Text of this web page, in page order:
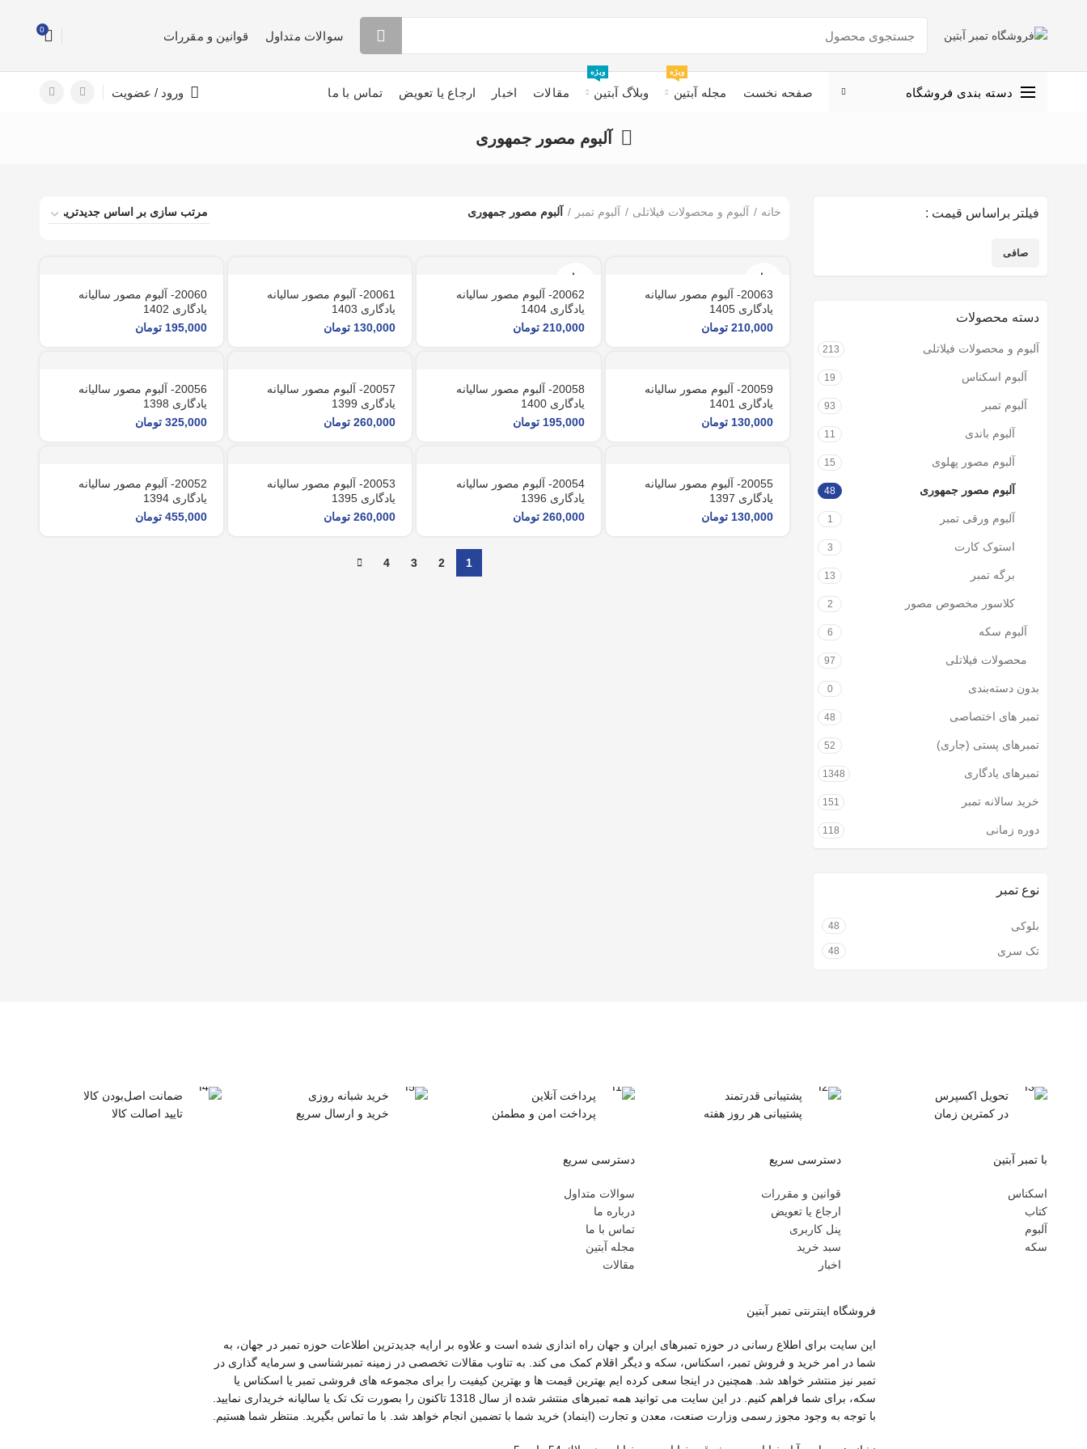
سوالات متداول قوانین و مقررات 0
دسته بندی فروشگاه صفحه نخست مجله آبتین
ویژه
وبلاگ آبتین
ویژه
مقالات اخبار ارجاع یا تعویض تماس با ما ورود / عضویت
آلبوم مصور جمهوری
فیلتر براساس قیمت :
قیمت
قيمت
صافی
دسته محصولات
آلبوم و محصولات فیلاتلی 213
آلبوم اسکناس 19
آلبوم تمبر 93
آلبوم باندی 11
آلبوم مصور پهلوی 15
آلبوم مصور جمهوری 48
آلبوم ورقی تمبر 1
استوک کارت 3
برگه تمبر 13
کلاسور مخصوص مصور 2
آلبوم سکه 6
محصولات فیلاتلی 97
بدون دسته‌بندی 0
تمبر های اختصاصی 48
تمبرهای پستی (جاری) 52
تمبرهای یادگاری 1348
خرید سالانه تمبر 151
دوره زمانی 118
نوع تمبر
بلوکی 48
تک سری 48
خانه آلبوم و محصولات فیلاتلی آلبوم تمبر آلبوم مصور جمهوری
تمام
شد
20063- آلبوم مصور سالیانه
یادگاری 1405
210,000 تومان
تمام
شد
20062- آلبوم مصور سالیانه
یادگاری 1404
210,000 تومان
20061- آلبوم مصور سالیانه
یادگاری 1403
130,000 تومان
20060- آلبوم مصور سالیانه
یادگاری 1402
195,000 تومان
20059- آلبوم مصور سالیانه
یادگاری 1401
130,000 تومان
20058- آلبوم مصور سالیانه
یادگاری 1400
195,000 تومان
20057- آلبوم مصور سالیانه
یادگاری 1399
260,000 تومان
20056- آلبوم مصور سالیانه
یادگاری 1398
325,000 تومان
20055- آلبوم مصور سالیانه
یادگاری 1397
130,000 تومان
20054- آلبوم مصور سالیانه
یادگاری 1396
260,000 تومان
20053- آلبوم مصور سالیانه
یادگاری 1395
260,000 تومان
20052- آلبوم مصور سالیانه
یادگاری 1394
455,000 تومان
1
2
3
4
ضمانت اصل‌بودن کالا
تایید اصالت کالا
خرید شبانه روزی
خرید و ارسال سریع
پرداخت آنلاین
پرداخت امن و مطمئن
پشتیبانی قدرتمند
پشتیبانی هر روز هفته
تحویل اکسپرس
در کمترین زمان
دسترسی سریع
سوالات متداول
درباره ما
تماس با ما
مجله آبتین
مقالات
دسترسی سریع
قوانین و مقررات
ارجاع یا تعویض
پنل کاربری
سبد خرید
اخبار
با تمبر آبتین
اسکناس
کتاب
آلبوم
سکه
فروشگاه اینترنتی تمبر آبتین
این سایت برای اطلاع رسانی در حوزه تمبرهای ایران و جهان راه اندازی شده است و علاوه بر ارایه جدیدترین اطلاعات حوزه تمبر در جهان، به
شما در امر خرید و فروش تمبر، اسکناس، سکه و دیگر اقلام کمک می کند. به تناوب مقالات تخصصی در زمینه تمبرشناسی و سرمایه گذاری در
تمبر نیز منتشر خواهد شد. همچنین در اینجا سعی کرده ایم بهترین قیمت ها و بهترین کیفیت را برای مجموعه های فروشی تمبر یا اسکناس یا
سکه، برای شما فراهم کنیم. در این سایت می توانید همه تمبرهای منتشر شده از سال 1318 تاکنون را بصورت تک تک یا سالیانه خریداری نمایید.
با توجه به وجود مجوز رسمی وزارت صنعت، معدن و تجارت (اینماد) خرید شما با تضمین انجام خواهد شد. با ما تماس بگیرید. منتظر شما هستیم.